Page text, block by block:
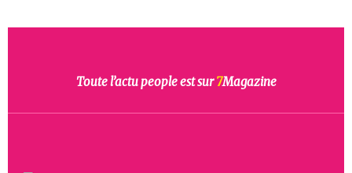
Toute l’actu people est sur7Magazine